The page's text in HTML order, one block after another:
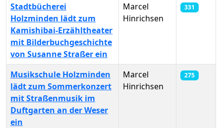
Stadtbücherei
Holzminden lädt zum
Kamishibai-Erzähltheater
mit Bilderbuchgeschichte
von Susanne Straßer ein
Marcel
Hinrichsen
331
Musikschule Holzminden
lädt zum Sommerkonzert
mit Straßenmusik im
Duftgarten an der Weser
ein
Marcel
Hinrichsen
275